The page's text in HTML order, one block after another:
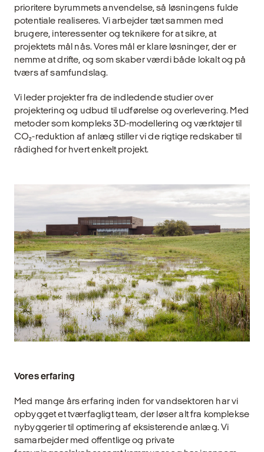
prioritere byrummets anvendelse, så løsningens fulde
potentiale realiseres. Vi arbejder tæt sammen med
brugere, interessenter og teknikere for at sikre, at
projektets mål nås. Vores mål er klare løsninger, der er
nemme at drifte, og som skaber værdi både lokalt og på
tværs af samfundslag.
Vi leder projekter fra de indledende studier over
projektering og udbud til udførelse og overlevering. Med
metoder som kompleks 3D-modellering og værktøjer til
CO₂-reduktion af anlæg stiller vi de rigtige redskaber til
rådighed for hvert enkelt projekt.
Vores erfaring
Med mange års erfaring inden for vandsektoren har vi
opbygget et tværfagligt team, der løser alt fra komplekse
nybyggerier til optimering af eksisterende anlæg. Vi
samarbejder med offentlige og private